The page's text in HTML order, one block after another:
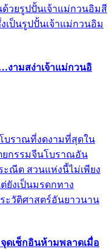
ด้วยรูปปั้นเจ้าแม่กวนอิมสี
เป็นรูปปั้นเจ้าแม่กวนอิม
งามสง่าเจ้าแม่กวนอิ
บราณที่งดงามที่สุดใน
ยกรรมจีนโบราณอัน
ะณีต สวนแห่งนี้ไม่เพียง
ยังเป็นมรดกทาง
วัติศาสตร์อันยาวนาน
ดเช็กอินห้ามพลาดเมื่อ